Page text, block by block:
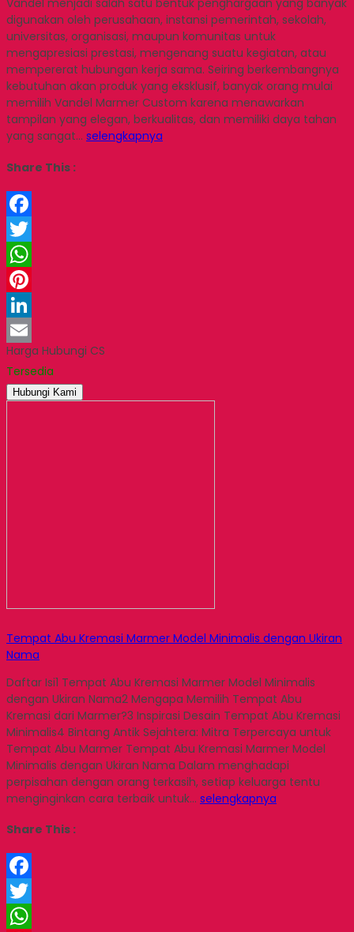
Vandel menjadi salah satu bentuk penghargaan yang banyak
digunakan oleh perusahaan, instansi pemerintah, sekolah,
universitas, organisasi, maupun komunitas untuk
mengapresiasi prestasi, mengenang suatu kegiatan, atau
mempererat hubungan kerja sama. Seiring berkembangnya
kebutuhan akan produk yang eksklusif, banyak orang mulai
memilih Vandel Marmer Custom karena menawarkan
tampilan yang elegan, berkualitas, dan memiliki daya tahan
yang sangat… selengkapnya
Share This :
Facebook
Twitter
WhatsApp
Pinterest
LinkedIn
Email
Harga Hubungi CS
Tersedia
Hubungi Kami
Tempat Abu Kremasi Marmer Model Minimalis dengan Ukiran
Nama
Daftar Isi1 Tempat Abu Kremasi Marmer Model Minimalis
dengan Ukiran Nama2 Mengapa Memilih Tempat Abu
Kremasi dari Marmer?3 Inspirasi Desain Tempat Abu Kremasi
Minimalis4 Bintang Antik Sejahtera: Mitra Terpercaya untuk
Tempat Abu Marmer Tempat Abu Kremasi Marmer Model
Minimalis dengan Ukiran Nama Dalam menghadapi
perpisahan dengan orang terkasih, setiap keluarga tentu
menginginkan cara terbaik untuk… selengkapnya
Share This :
Facebook
Twitter